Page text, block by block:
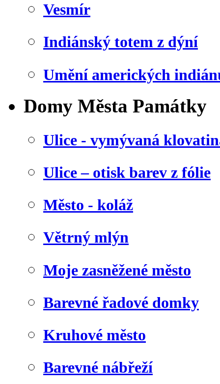
Vesmír
Indiánský totem z dýní
Umění amerických
Domy Města Památky
Ulice - vymývaná
Ulice – otisk barev z fólie
Město - koláž
Větrný mlýn
Moje zasněžené město
Barevné řadové domky
Kruhové město
Barevné nábřeží